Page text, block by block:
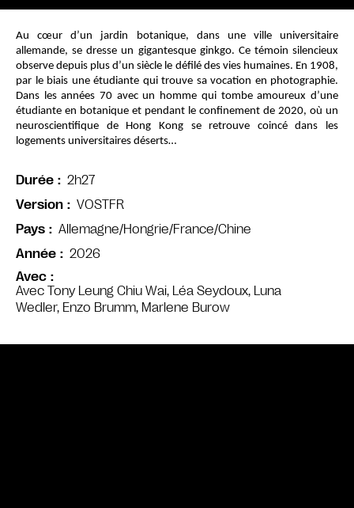
Avec
Avec Tony Leung Chiu Wai, Léa Seydoux, Luna
Wedler, Enzo Brumm, Marlene Burow
Au cœur d’un jardin botanique, dans une ville universitaire
allemande, se dresse un gigantesque ginkgo. Ce témoin silencieux
observe depuis plus d’un siècle le défilé des vies humaines. En 1908,
par le biais une étudiante qui trouve sa vocation en photographie.
Dans les années 70 avec un homme qui tombe amoureux d’une
étudiante en botanique et pendant le confinement de 2020, où un
neuroscientifique de Hong Kong se retrouve coincé dans les
logements universitaires déserts…
Durée
2h27
Version
VOSTFR
Pays
Allemagne/Hongrie/France/Chine
Année
2026